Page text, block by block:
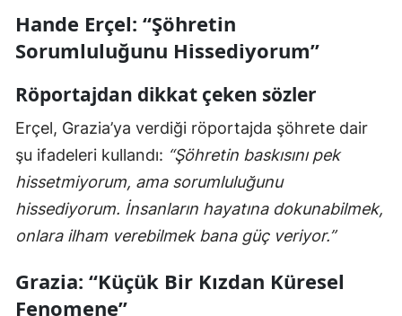
Hande Erçel: “Şöhretin
Sorumluluğunu Hissediyorum”
Röportajdan dikkat çeken sözler
Erçel, Grazia’ya verdiği röportajda şöhrete dair
şu ifadeleri kullandı: “Şöhretin baskısını pek
hissetmiyorum, ama sorumluluğunu
hissediyorum. İnsanların hayatına dokunabilmek,
onlara ilham verebilmek bana güç veriyor.”
Grazia: “Küçük Bir Kızdan Küresel
Fenomene”